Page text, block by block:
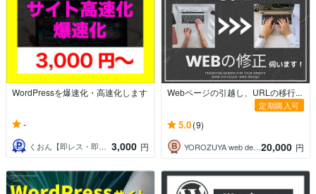
WordPressを爆速化・高速化します
-
くおん【即レス・即対応】 3,000 円
Webページの引越し、URLの移行...
定期購入可
5.0(9)
YOROZUYA web design 20,000 円